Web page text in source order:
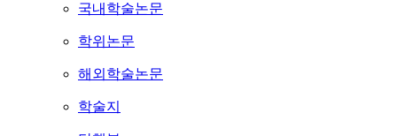
국내학술논문
학위논문
해외학술논문
학술지